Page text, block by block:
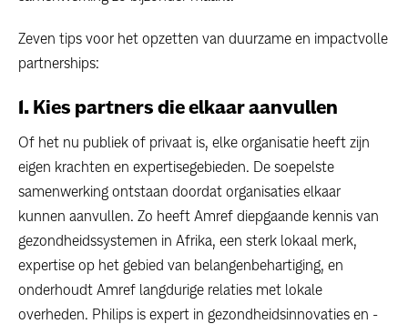
Zeven tips voor het opzetten van duurzame en impactvolle
partnerships:
1. Kies partners die elkaar aanvullen
Of het nu publiek of privaat is, elke organisatie heeft zijn
eigen krachten en expertisegebieden. De soepelste
samenwerking ontstaan doordat organisaties elkaar
kunnen aanvullen. Zo heeft Amref diepgaande kennis van
gezondheidssystemen in Afrika, een sterk lokaal merk,
expertise op het gebied van belangenbehartiging, en
onderhoudt Amref langdurige relaties met lokale
overheden. Philips is expert in gezondheidsinnovaties en -